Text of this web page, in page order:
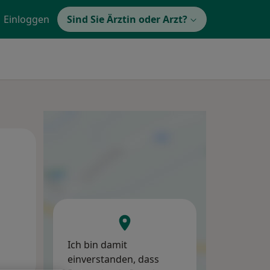
Einloggen Sind Sie Ärztin oder Arzt?
Ich bin damit
einverstanden, dass